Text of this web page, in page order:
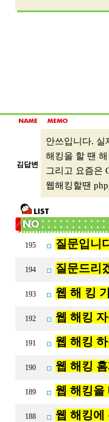
김답변
안쓰입니다. 실
해킹을 할 땐
그리고 요즘은
웹해킹할땐
195 질문입니
194 질문드리
193 웹 해 킹
192 웹 해킹
191 웹 해킹
190 웹 해킹 홈
189 웹 해킹을
188 웹 해킹에